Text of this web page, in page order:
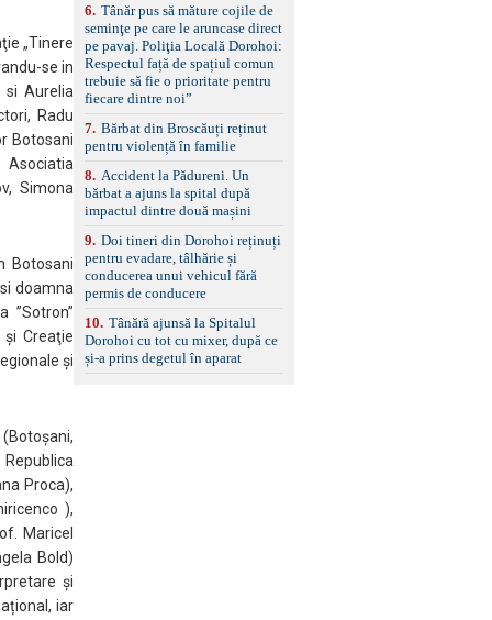
„Tinere
se in
si Aurelia
Radu
Botosani
Simona
Botosani
doamna
”Sotron”
şi Creaţie
şi
Proca),
),
Maricel
Bold)
şi
iar
electrice, încălzite și
rabatabile Sistem hands-
free, Bluetooth, USB
Sistem start/stop, frână
de parcare electrică,
anvelope vară runflat
Control presiune pneuri,
filtru de particule,
panoramică, geamuri
spate fumurii Carlig de
remorcare Bonus: -
pe mașină. -Ofer și un
set de covorașe din
cauciuc/pvc. -Se vinde
împreună cu un set de
anvelope de iarnă.
6. Tânăr pus să măture cojile de
seminţe pe care le aruncase direct
pe pavaj. Poliţia Locală Dorohoi:
Respectul față de spațiul comun
trebuie să fie o prioritate pentru
fiecare dintre noi”
7. Bărbat din Broscăuți reținut
pentru violență în familie
8. Accident la Pădureni. Un
bărbat a ajuns la spital după
impactul dintre două mașini
9. Doi tineri din Dorohoi reținuți
pentru evadare, tâlhărie și
conducerea unui vehicul fără
permis de conducere
10. Tânără ajunsă la Spitalul
Dorohoi cu tot cu mixer, după ce
și-a prins degetul în aparat